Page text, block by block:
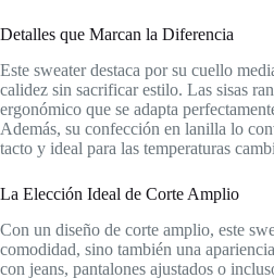
Detalles que Marcan la Diferencia
Este sweater destaca por su cuello
calidez sin sacrificar estilo. Las sisas
ergonómico que se adapta
Además, su confección en lanilla lo
tacto y ideal para las temperaturas
La Elección Ideal de Corte Amplio
Con un diseño de corte amplio, este
comodidad, sino también una
con jeans, pantalones ajustados o